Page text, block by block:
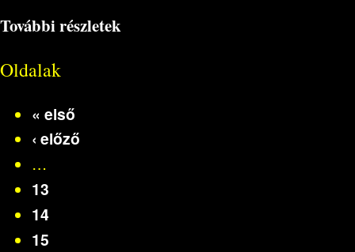
További részletek
Oldalak
« első
‹ előző
…
13
14
15